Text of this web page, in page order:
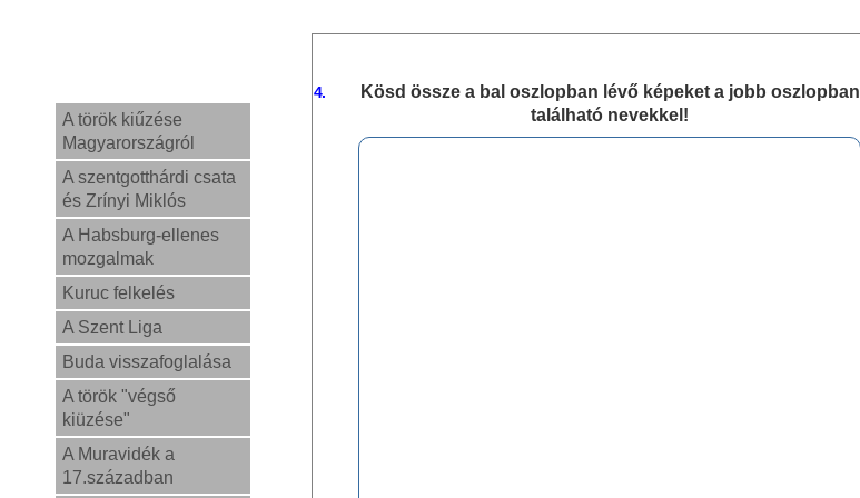
A török kiűzése
Magyarországról
A szentgotthárdi csata
és Zrínyi Miklós
A Habsburg-ellenes
mozgalmak
Kuruc felkelés
A Szent Liga
Buda visszafoglalása
A török "végső
kiüzése"
A Muravidék a
17.században
4.
Kösd össze a bal oszlopban lévő képeket a jobb oszlopban
található nevekkel!